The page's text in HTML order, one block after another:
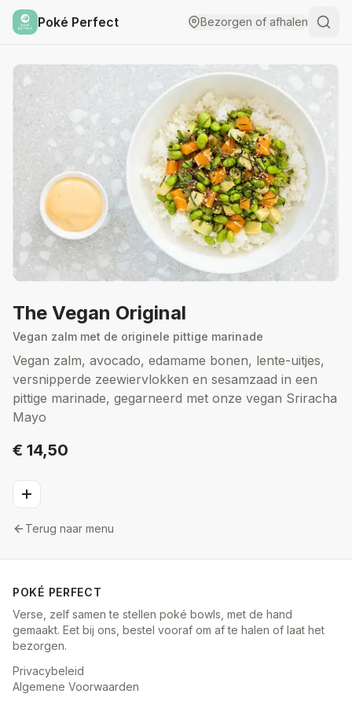
Poké Perfect Bezorgen of afhalen
The Vegan Original
Vegan zalm met de originele pittige marinade
Vegan zalm, avocado, edamame bonen, lente-uitjes,
versnipperde zeewiervlokken en sesamzaad in een
pittige marinade, gegarneerd met onze vegan Sriracha
Mayo
€ 14,50
Terug naar menu
POKÉ PERFECT
Verse, zelf samen te stellen poké bowls, met de hand
gemaakt. Eet bij ons, bestel vooraf om af te halen of laat het
bezorgen.
Privacybeleid
Algemene Voorwaarden